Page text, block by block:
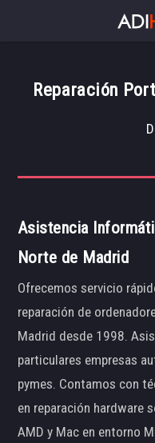
Reparación
Asistencia
Norte de Madrid
Ofrecemos servicio
reparación de
Madrid desde 1998.
particulares empresas
pymes. Contamos con
en reparación hardware
AMD y Mac en entorno